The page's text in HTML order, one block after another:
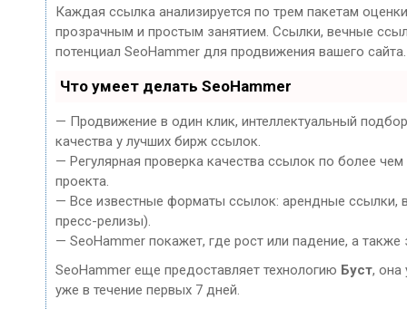
Каждая ссылка анализируется по трем пакетам
прозрачным и простым занятием. Ссылки, вечные
потенциал SeoHammer для продвижения вашего сайта.
Что умеет делать SeoHammer
— Продвижение в один клик, интеллектуальный
качества у лучших бирж ссылок.
— Регулярная проверка качества ссылок по более
проекта.
— Все известные форматы ссылок: арендные ссылки,
пресс-релизы).
— SeoHammer покажет, где рост или падение, а
SeoHammer еще предоставляет технологию Буст, она
уже в течение первых 7 дней.